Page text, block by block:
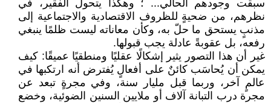
سبقت وجودهم الحالي... ؛ وهكذا يتحول الفقير، في
نظرهم، من ضحيةٍ للظروف الاقتصادية والاجتماعية إلى
مذنبٍ يستحق ما حلّ به، وكأن معاناته ليست ظلمًا ينبغي
رفعه، بل عقوبةً عادلة يجب قبولها.
غير أن هذا التصور يثير إشكالًا عقليًا ومنطقيًا عميقًا: كيف
يمكن أن يُحاسَب كائنٌ على أفعالٍ يُفترض أنه ارتكبها في
عالمٍ آخر، وربما قبل مليار سنة، وفي مجرةٍ تبعد عن
مجرة درب التبانة آلاف أو ملايين السنين الضوئية، وخضع